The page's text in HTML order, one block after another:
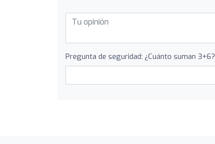
Pregunta de seguridad: ¿Cuánto suman 3+6?